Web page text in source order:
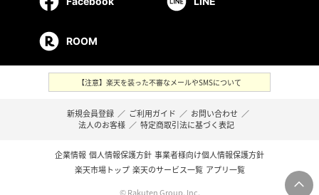
ROOM
【注意】楽天を装った不審なメールやSMSについて
新規会員登録 ／ ご利用ガイド ／ お問い合わせ ／
法人のお客様 ／ 特定商取引法に基づく表記
企業情報 個人情報保護方針 事業者様向け個人情報保護方針
楽天市場トップ 楽天のサービス一覧 アプリ一覧